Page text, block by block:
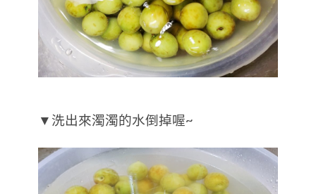
▼洗出來濁濁的水倒掉喔~